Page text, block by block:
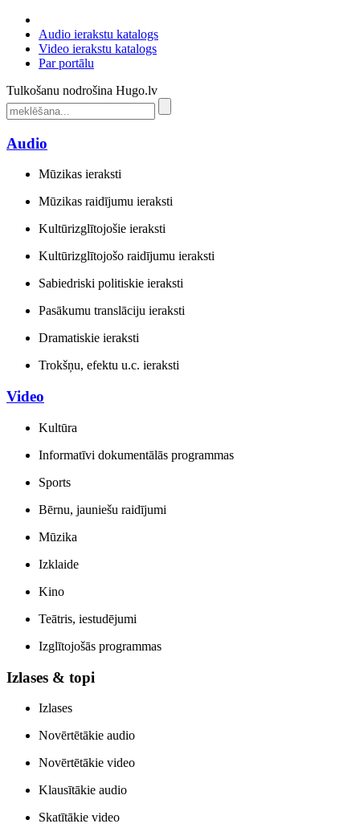
Audio ierakstu katalogs
Video ierakstu katalogs
Par portālu
Tulkošanu nodrošina Hugo.lv
Audio
Mūzikas ieraksti
Mūzikas raidījumu ieraksti
Kultūrizglītojošie ieraksti
Kultūrizglītojošo raidījumu ieraksti
Sabiedriski politiskie ieraksti
Pasākumu translāciju ieraksti
Dramatiskie ieraksti
Trokšņu, efektu u.c. ieraksti
Video
Kultūra
Informatīvi dokumentālās programmas
Sports
Bērnu, jauniešu raidījumi
Mūzika
Izklaide
Kino
Teātris, iestudējumi
Izglītojošās programmas
Izlases & topi
Izlases
Novērtētākie audio
Novērtētākie video
Klausītākie audio
Skatītākie video